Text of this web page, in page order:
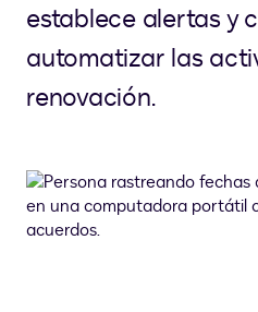
establece alertas y
automatizar las
renovación.